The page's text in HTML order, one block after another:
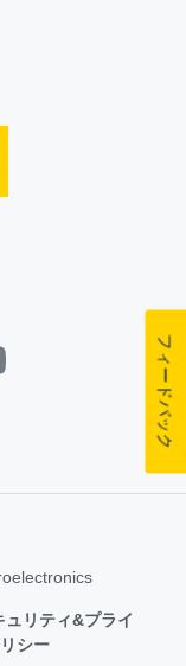
ュリティ&プライ
シー
フィードバック